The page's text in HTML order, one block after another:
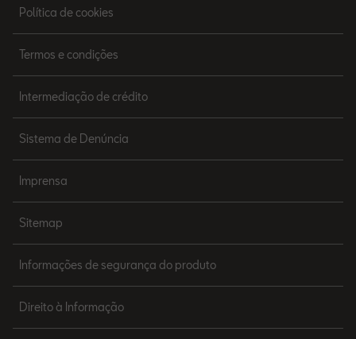
Política de cookies
Termos e condições
Intermediação de crédito
Sistema de Denúncia
Imprensa
Sitemap
Informações de segurança do produto
Direito à Informação